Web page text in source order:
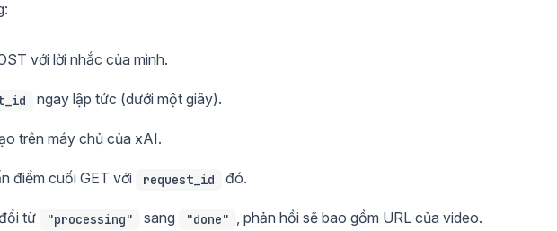
với lời nhắc của mình.
ngay lập tức (dưới một giây).
trên máy chủ của xAI.
điểm cuối GET với request_id đó.
từ "processing" sang "done" , phản hồi sẽ bao gồm URL của video.